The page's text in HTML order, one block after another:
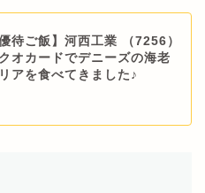
優待ご飯】河西工業 （7256）
オカードでデニーズの海老
リアを食べてきました♪